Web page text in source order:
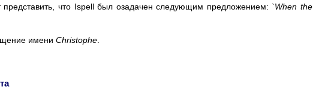
представить, что Ispell был озадачен следующим предложением: `When the
имени Christophe